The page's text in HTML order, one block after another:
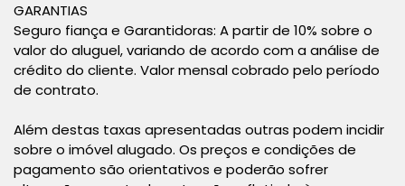
GARANTIAS
Seguro fiança e Garantidoras: A partir de 10% sobre o
valor do aluguel, variando de acordo com a análise de
crédito do cliente. Valor mensal cobrado pelo período
de contrato.
Além destas taxas apresentadas outras podem incidir
sobre o imóvel alugado. Os preços e condições de
pagamento são orientativos e poderão sofrer